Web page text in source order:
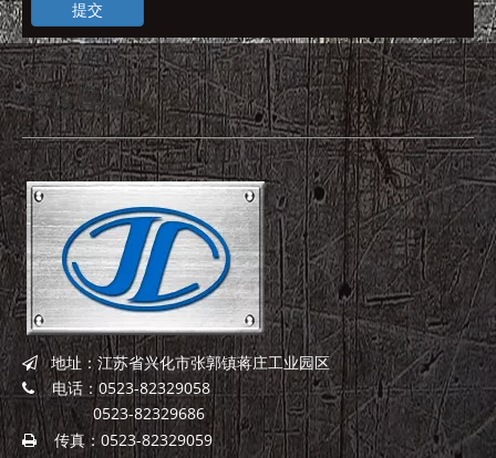
提交
快速导航
地址：江苏省兴化市张郭镇蒋庄工业园区
电话：0523-82329058
0523-82329686
传真：0523-82329059